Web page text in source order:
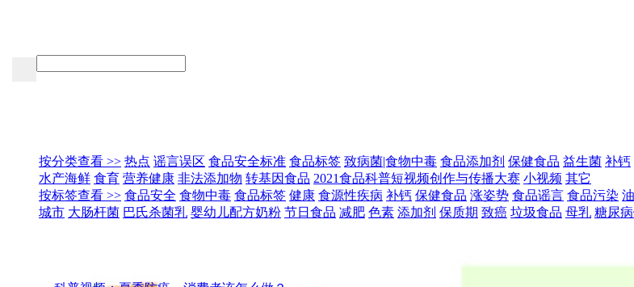
按分类查看 >> 热点 谣言误区 食品安全标准 食品标签 致病菌|食物中毒 食品添加剂 保健食品 益生菌 补钙
水产海鲜 食育 营养健康 非法添加物 转基因食品 2021食品科普短视频创作与传播大赛 小视频 其它
按标签查看 >> 食品安全 食物中毒 食品标签 健康 食源性疾病 补钙 保健食品 涨姿势 食品谣言 食品污染
城市 大肠杆菌 巴氏杀菌乳 婴幼儿配方奶粉 节日食品 减肥 色素 添加剂 保质期 致癌 垃圾食品 母乳 糖尿